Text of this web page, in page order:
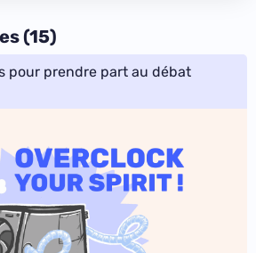
(15)
pour prendre part au débat